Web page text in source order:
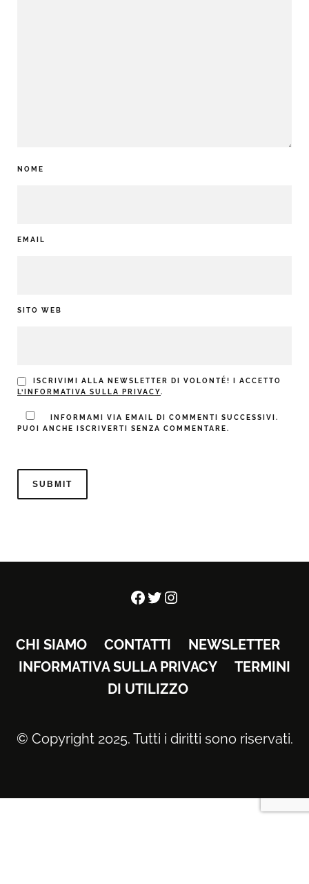
NOME
EMAIL
SITO WEB
ISCRIVIMI ALLA NEWSLETTER DI VOLONTÉ! I ACCETTO
L’INFORMATIVA SULLA PRIVACY.
INFORMAMI VIA EMAIL DI COMMENTI SUCCESSIVI.
PUOI ANCHE ISCRIVERTI SENZA COMMENTARE.
Facebook
Twitter
Instagram
CHI SIAMO CONTATTI
NEWSLETTER
INFORMATIVA SULLA PRIVACY
TERMINI
DI UTILIZZO
© Copyright 2025. Tutti i diritti sono riservati.